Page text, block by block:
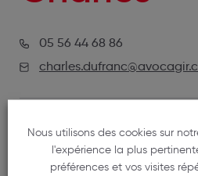
05 56 44 68 86
ANNÉE DE SERMENT
Nous utilisons des cookies sur
l'expérience la plus
préférences et vos visites